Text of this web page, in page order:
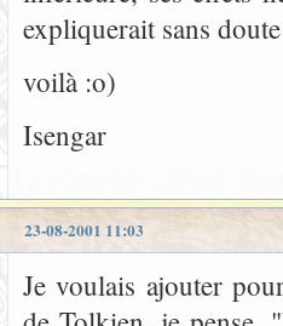
expliquerait sans
voilà :o)
Isengar
23-08-2001 11:03
Je voulais ajouter